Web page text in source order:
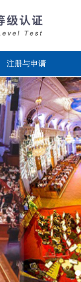
注册与申请